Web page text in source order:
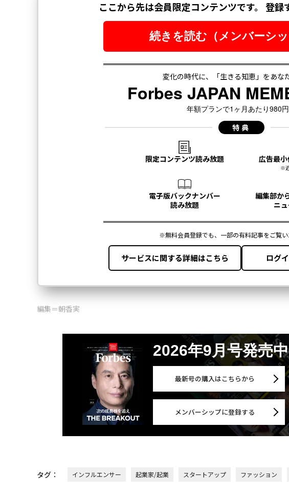
編集＝朝香実
2026年9月号発売中
最新号の購入はこちらから
メンバーシップに登録する
タグ： インフルエンサー 起業家/起業 スタートアップ ファッション